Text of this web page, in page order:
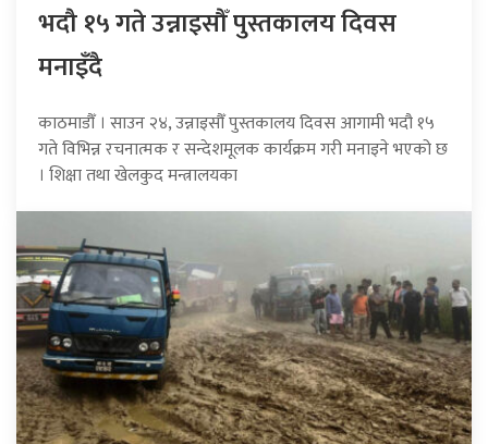
भदौ १५ गते उन्नाइसौँ पुस्तकालय दिवस
मनाइँदै
काठमाडौँ । साउन २४, उन्नाइसौँ पुस्तकालय दिवस आगामी भदौ १५
गते विभिन्न रचनात्मक र सन्देशमूलक कार्यक्रम गरी मनाइने भएको छ
। शिक्षा तथा खेलकुद मन्त्रालयका